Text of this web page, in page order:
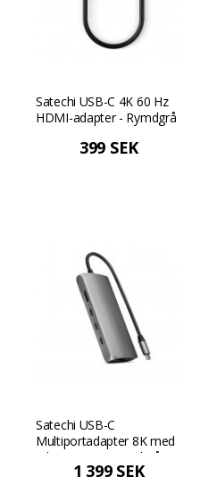
Satechi USB-C 4K 60 Hz
HDMI-adapter - Rymdgrå
399 SEK
Satechi USB-C
Multiportadapter 8K med
Ethernet V3 - Rymdgrå
1 399 SEK